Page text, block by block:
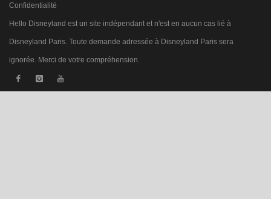
Confidentialité
Hello Disneyland est un site indépendant et n'est en aucun cas lié à
Disneyland Paris. Toute demande adressée à Disneyland Paris sera
ignorée. Merci de votre compréhension.